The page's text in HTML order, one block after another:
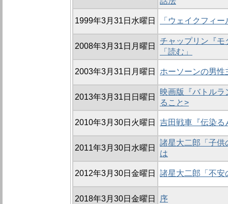
1999年3月31日水曜日 「ウェイクフィ
2008年3月31日月曜日
チャップリン『モ
「読む」
2003年3月31日月曜日 ホーソーンの男
2013年3月31日日曜日
映画版『バトルラ
ること>
2010年3月30日火曜日 吉田戦車『伝染る
2011年3月30日水曜日
諸星大二郎「子供
は
2012年3月30日金曜日 諸星大二郎「不安
2018年3月30日金曜日 序